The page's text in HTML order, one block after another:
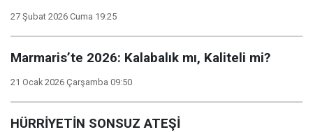
27 Şubat 2026 Cuma 19:25
Marmaris’te 2026: Kalabalık mı, Kaliteli mi?
21 Ocak 2026 Çarşamba 09:50
HÜRRİYETİN SONSUZ ATEŞİ